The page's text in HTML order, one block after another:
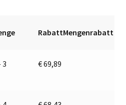
r
t
e
RabattMengenrabatt
3 €69,89